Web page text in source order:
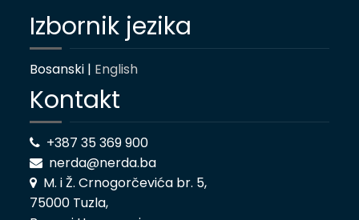
Izbornik jezika
Bosanski | English
Kontakt
+387 35 369 900
nerda@nerda.ba
M. i Ž. Crnogorčevića br. 5,
75000 Tuzla,